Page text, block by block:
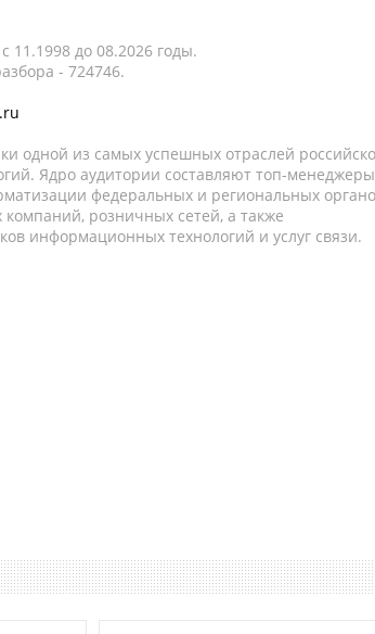
11.1998 до 08.2026 годы.
- 724746.
одной из самых успешных отраслей
Ядро аудитории составляют топ-
федеральных и региональных
розничных сетей, а также
информационных технологий и услуг связи.